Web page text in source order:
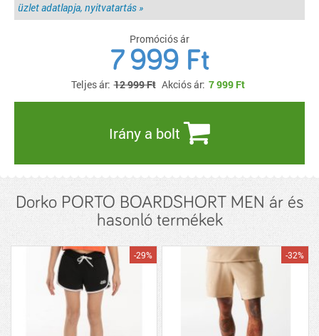
üzlet adatlapja, nyitvatartás »
Promóciós ár
7 999 Ft
Teljes ár: 12 999 Ft Akciós ár: 7 999 Ft
Irány a bolt
Dorko PORTO BOARDSHORT MEN ár és
hasonló termékek
-29% -32%